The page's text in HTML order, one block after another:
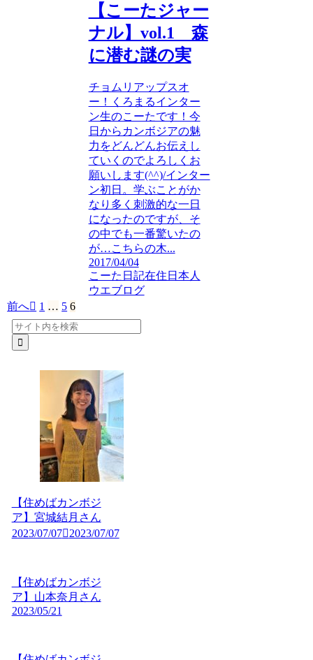
【こーたジャー
ナル】vol.1 森
に潜む謎の実
チョムリアップスオ
ー！くろまるインター
ン生のこーたです！今
日からカンボジアの魅
力をどんどんお伝えし
ていくのでよろしくお
願いします(^^)/インター
ン初日。学ぶことがか
なり多く刺激的な一日
になったのですが、そ
の中でも一番驚いたの
が…こちらの木...
2017/04/04
こーた日記在住日本人
ウエブログ
前へ
1 … 5 6
【住めばカンボジ
ア】宮城結月さん
2023/07/07
2023/07/07
【住めばカンボジ
ア】山本奈月さん
2023/05/21